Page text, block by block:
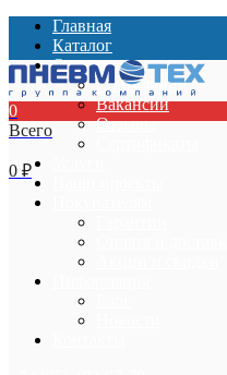
Главная
Каталог
О компании
О компании
Вакансии
Отзывы
0
Всего
0 ₽